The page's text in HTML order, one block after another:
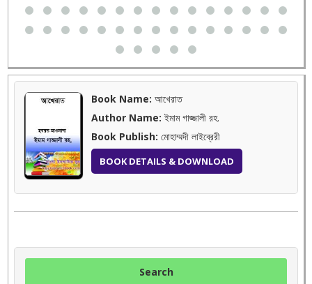
Book Name: আখেরাত
Author Name: ইমাম গাজ্জালী রহ.
Book Publish: মোহাম্মদী লাইব্রেরী
BOOK DETAILS & DOWNLOAD